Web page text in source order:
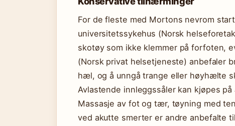
For de fleste med Mortons nevrom
universitetssykehus (Norsk
skotøy som ikke klemmer på forfoten,
(Norsk privat helsetjeneste) anbefaler
hæl, og å unngå trange eller høyhælte
Avlastende innleggssåler kan kjøpes
Massasje av fot og tær, tøyning med
ved akutte smerter er andre anbefalte